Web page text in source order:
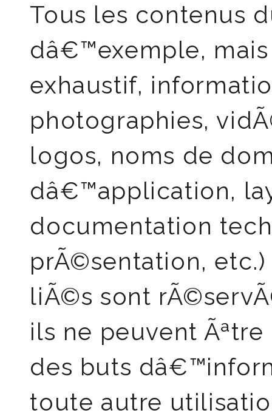
Tous les contenus
dâ€™exemple, mais
exhaustif,
photographies,
logos, noms de
dâ€™application,
documentation
prÃ©sentation,
liÃ©s sont
ils ne peuvent
des buts
toute autre